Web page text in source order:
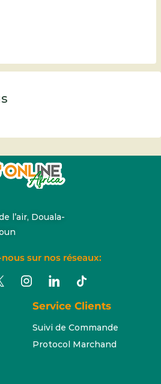
l’air, Douala-
sur nos réseaux:
Service Clients
Suivi de Commande
Protocol Marchand